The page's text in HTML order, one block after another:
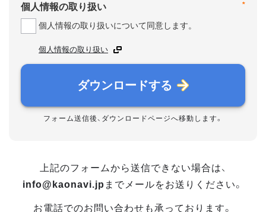
*
個人情報の取り扱い
個人情報の取り扱いについて同意します。
個人情報の取り扱い
ダウンロードする
フォーム送信後、ダウンロードページへ移動します。
上記のフォームから送信できない場合は、
info@kaonavi.jp までメールをお送りください。
お電話でのお問い合わせも承っております。